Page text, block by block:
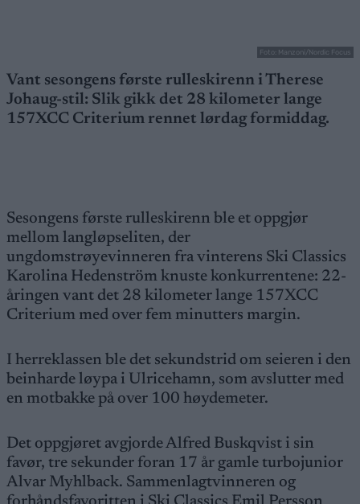
Foto: Manzoni/Nordic Focus
Vant sesongens første rulleskirenn i Therese
Johaug-stil: Slik gikk det 28 kilometer lange
157XCC Criterium rennet lørdag formiddag.
Sesongens første rulleskirenn ble et oppgjør
mellom langløpseliten, der
ungdomstrøyevinneren fra vinterens Ski Classics
Karolina Hedenström knuste konkurrentene: 22-
åringen vant det 28 kilometer lange 157XCC
Criterium med over fem minutters margin.
I herreklassen ble det sekundstrid om seieren i den
beinharde løypa i Ulricehamn, som avslutter med
en motbakke på over 100 høydemeter.
Det oppgjøret avgjorde Alfred Buskqvist i sin
favør, tre sekunder foran 17 år gamle turbojunior
Alvar Myhlback. Sammenlagtvinneren og